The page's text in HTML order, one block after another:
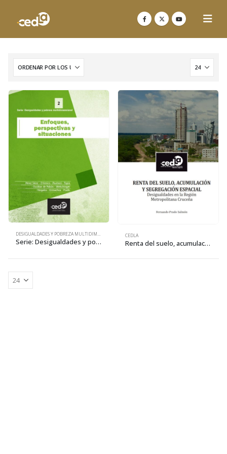
DESIGUALDADES Y POBREZA MULTIDIMENSIONAL
Serie: Desigualdades y pobreza multidimensional. Enfoques, perspectivas y situaciones
CEDLA
Renta del suelo, acumulación y segregación espacial. Desigualdades en la Región Metropolitana Cruceña